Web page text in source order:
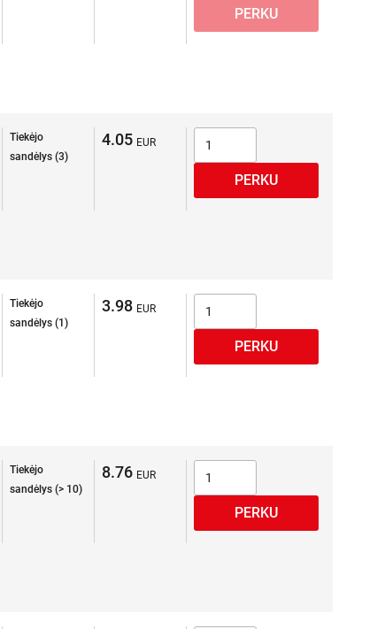
Tiekėjo
sandėlys (3)
4.05
Tiekėjo
sandėlys (1)
3.98
Tiekėjo
sandėlys (> 10)
8.76